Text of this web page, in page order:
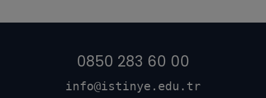
0850 283 60 00
info@istinye.edu.tr